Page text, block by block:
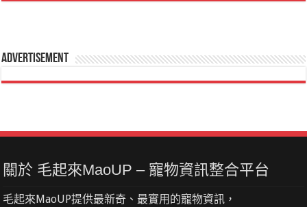
Advertisement
關於 毛起來MaoUP – 寵物資訊整合平台
毛起來MaoUP提供最新奇、最實用的寵物資訊，